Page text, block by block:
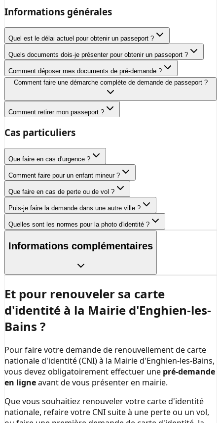
Informations générales
Quel est le délai actuel pour obtenir un passeport ?
Quels documents dois-je présenter pour obtenir un passeport ?
Comment déposer mes documents de pré-demande ?
Comment faire une démarche complète de demande de passeport ?
Comment retirer mon passeport ?
Cas particuliers
Que faire en cas d'urgence ?
Comment faire pour un enfant mineur ?
Que faire en cas de perte ou de vol ?
Puis-je faire la demande dans une autre ville ?
Quelles sont les normes pour la photo d'identité ?
Informations complémentaires
Et pour renouveler sa carte
d'identité à la Mairie d'Enghien-les-
Bains ?
Pour faire votre demande de renouvellement de carte
nationale d'identité (CNI) à la Mairie d'Enghien-les-Bains,
vous devez obligatoirement effectuer une pré-demande
en ligneavant de vous présenter en mairie.
Que vous souhaitiez renouveler votre carte d'identité
nationale, refaire votre CNI suite à une perte ou un vol,